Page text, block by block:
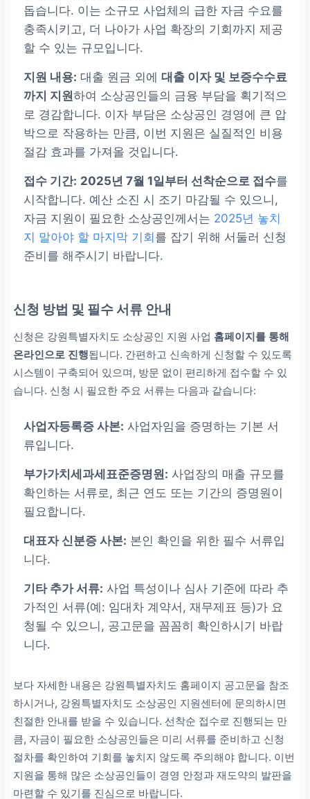
돕습니다. 이는 소규모 사업체의 급한 자금 수요를
충족시키고, 더 나아가 사업 확장의 기회까지 제공
할 수 있는 규모입니다.
지원 내용: 대출 원금 외에 대출 이자 및 보증수수료
까지 지원하여 소상공인들의 금융 부담을 획기적으
로 경감합니다. 이자 부담은 소상공인 경영에 큰 압
박으로 작용하는 만큼, 이번 지원은 실질적인 비용
절감 효과를 가져올 것입니다.
접수 기간: 2025년 7월 1일부터 선착순으로 접수를
시작합니다. 예산 소진 시 조기 마감될 수 있으니,
자금 지원이 필요한 소상공인께서는 2025년 놓치
지 말아야 할 마지막 기회 를 잡기 위해 서둘러 신청
준비를 해주시기 바랍니다.
신청 방법 및 필수 서류 안내
신청은 강원특별자치도 소상공인 지원 사업 홈페이지를 통해
온라인으로 진행됩니다. 간편하고 신속하게 신청할 수 있도록
시스템이 구축되어 있으며, 방문 없이 편리하게 접수할 수 있
습니다. 신청 시 필요한 주요 서류는 다음과 같습니다:
사업자등록증 사본: 사업자임을 증명하는 기본 서
류입니다.
부가가치세과세표준증명원: 사업장의 매출 규모를
확인하는 서류로, 최근 연도 또는 기간의 증명원이
필요합니다.
대표자 신분증 사본: 본인 확인을 위한 필수 서류입
니다.
기타 추가 서류: 사업 특성이나 심사 기준에 따라 추
가적인 서류(예: 임대차 계약서, 재무제표 등)가 요
청될 수 있으니, 공고문을 꼼꼼히 확인하시기 바랍
니다.
보다 자세한 내용은 강원특별자치도 홈페이지 공고문을 참조
하시거나, 강원특별자치도 소상공인 지원센터에 문의하시면
친절한 안내를 받을 수 있습니다. 선착순 접수로 진행되는 만
큼, 자금이 필요한 소상공인들은 미리 서류를 준비하고 신청
절차를 확인하여 기회를 놓치지 않도록 주의해야 합니다. 이번
지원을 통해 많은 소상공인들이 경영 안정과 재도약의 발판을
마련할 수 있기를 진심으로 바랍니다.